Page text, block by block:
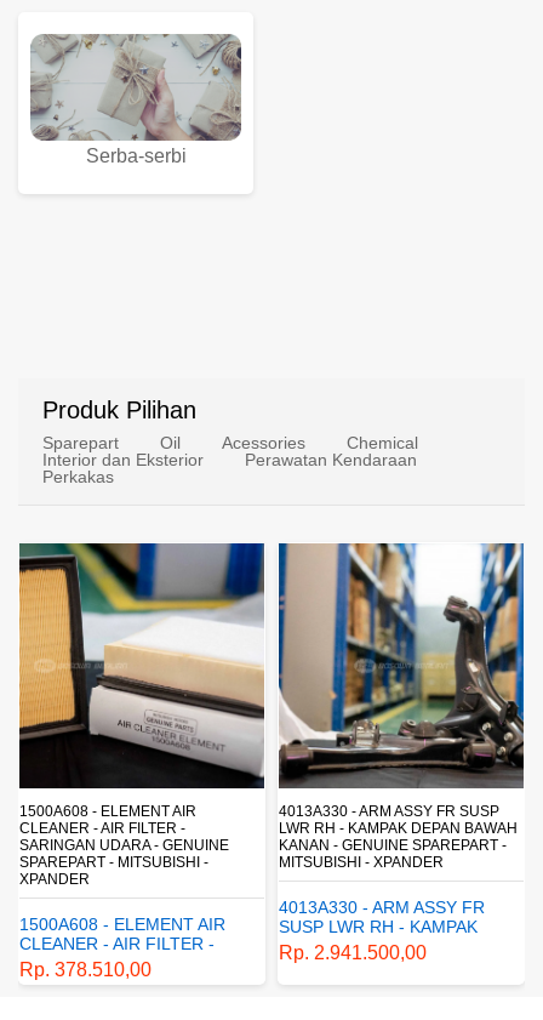
Serba-serbi
Produk Pilihan
Sparepart Oil Acessories
Chemical
Interior dan Eksterior
Perawatan Kendaraan
Perkakas
1500A608 - ELEMENT AIR
CLEANER - AIR FILTER -
SARINGAN UDARA - GENUINE
SPAREPART - MITSUBISHI -
XPANDER
1500A608 - ELEMENT AIR
CLEANER - AIR FILTER -
SARINGAN UDARA -
GENUINE SPAREPART -
Rp. 378.510,00
4013A330 - ARM ASSY FR SUSP
LWR RH - KAMPAK DEPAN BAWAH
KANAN - GENUINE SPAREPART -
MITSUBISHI - XPANDER
4013A330 - ARM ASSY FR
SUSP LWR RH - KAMPAK
DEPAN BAWAH KANAN -
GENUINE SPAREPART -
MITSUBISHI - XPANDER
Rp. 2.941.500,00